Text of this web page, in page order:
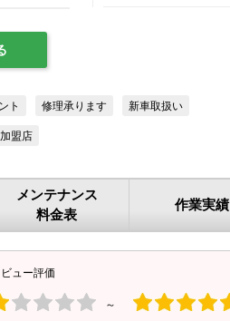
ト 修理承ります 新車取扱い
盟店
メンテナンス
料金表
作業実績
ュー評価
～